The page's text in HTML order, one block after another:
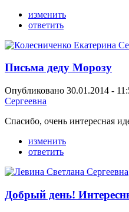
изменить
ответить
Письма деду Морозу
Опубликовано 30.01.2014 -
Сергеевна
Спасибо, очень интересная
изменить
ответить
Добрый день!